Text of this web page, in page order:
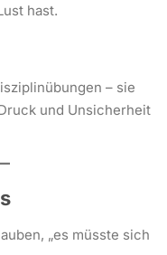
hast.
– sie
und Unsicherheit
„es müsste sich